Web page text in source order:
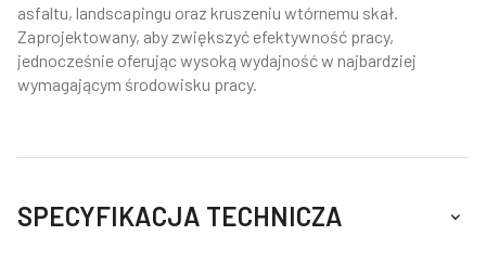
asfaltu, landscapingu oraz kruszeniu wtórnemu skał.
Zaprojektowany, aby zwiększyć efektywność pracy,
jednocześnie oferując wysoką wydajność w najbardziej
wymagającym środowisku pracy.
SPECYFIKACJA TECHNICZA